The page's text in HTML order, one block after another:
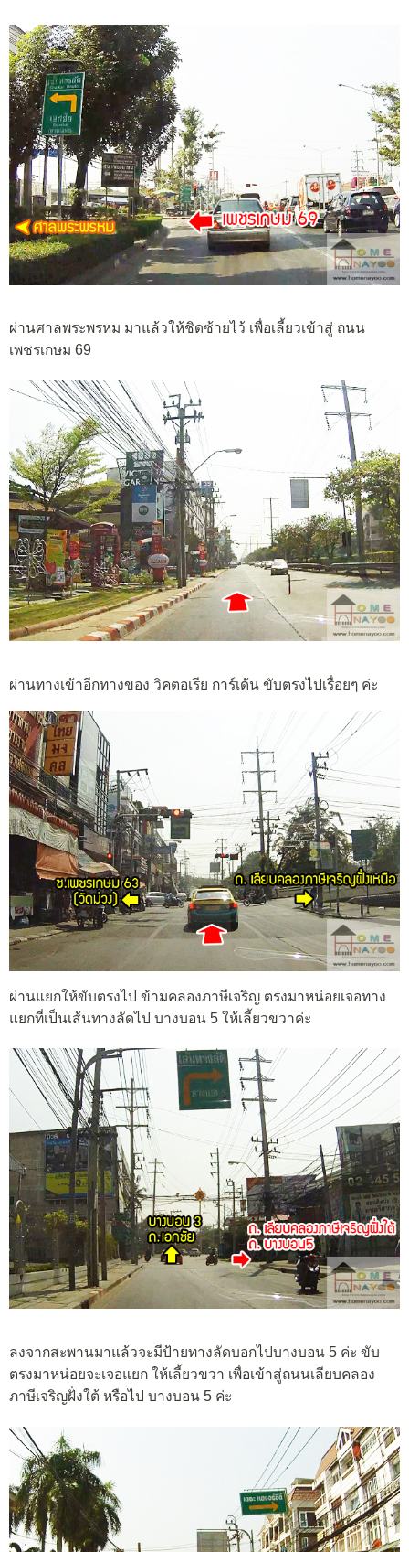
ผ่านศาลพระพรหม มาแล้วให้ชิดซ้ายไว้ เพื่อเลี้ยวเข้าสู่ ถนน
เพชรเกษม 69
ผ่านทางเข้าอีกทางของ วิคตอเรีย การ์เด้น ขับตรงไปเรื่อยๆ ค่ะ
ผ่านแยกให้ขับตรงไป ข้ามคลองภาษีเจริญ ตรงมาหน่อยเจอทาง
แยกที่เป็นเส้นทางลัดไป บางบอน 5 ให้เลี้ยวขวาค่ะ
ลงจากสะพานมาแล้วจะมีป้ายทางลัดบอกไปบางบอน 5 ค่ะ ขับ
ตรงมาหน่อยจะเจอแยก ให้เลี้ยวขวา เพื่อเข้าสู่ถนนเลียบคลอง
ภาษีเจริญฝั่งใต้ หรือไป บางบอน 5 ค่ะ